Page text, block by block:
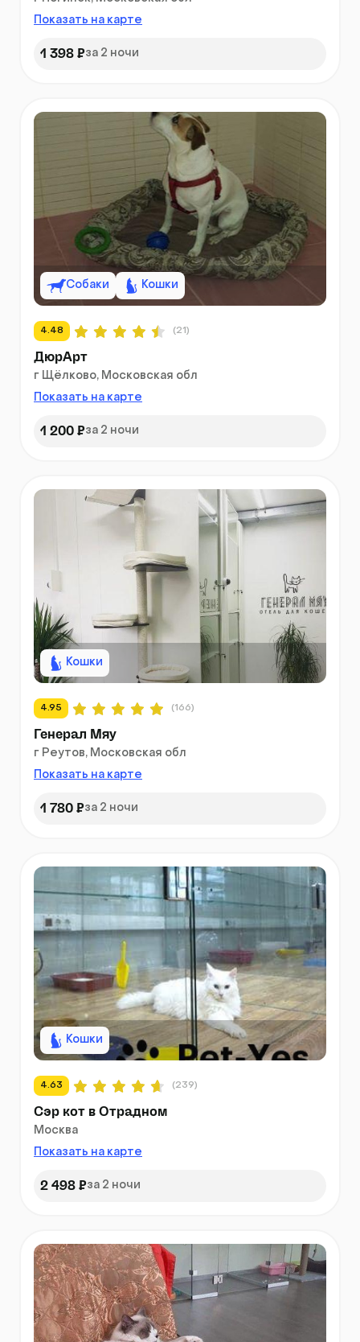
Показать на карте
1 398 ₽за 2 ночи
Собаки Кошки
4.48 (21)
ДюрАрт
г Щёлково, Московская обл
Показать на карте
1 200 ₽за 2 ночи
Кошки
4.95 (166)
Генерал Мяу
г Реутов, Московская обл
Показать на карте
1 780 ₽за 2 ночи
Кошки
4.63 (239)
Сэр кот в Отрадном
Москва
Показать на карте
2 498 ₽за 2 ночи